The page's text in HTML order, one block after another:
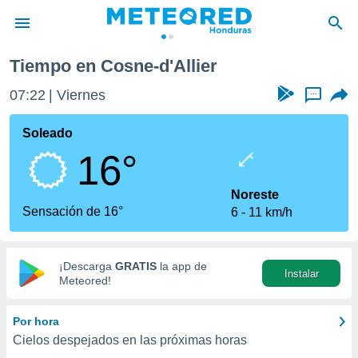
de
ha sido
calidad.
a este
las
y
digital
basada
Tiempo en Cosne-d'Allier
07:22 Viernes ...
Soleado
16°
Sensación de 16°
Noreste
6
11 km/h
¡Descarga GRATIS la app de
Meteored!
Instalar
Por hora
Cielos despejados en las próximas horas